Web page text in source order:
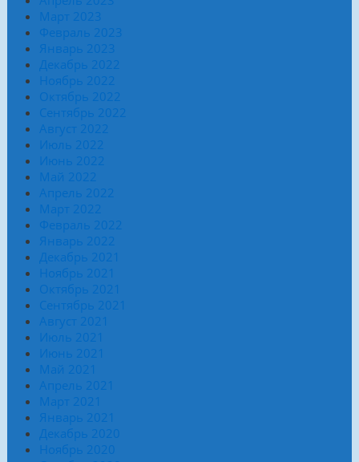
Март 2023
Февраль 2023
Январь 2023
Декабрь 2022
Ноябрь 2022
Октябрь 2022
Сентябрь 2022
Август 2022
Июль 2022
Июнь 2022
Май 2022
Апрель 2022
Март 2022
Февраль 2022
Январь 2022
Декабрь 2021
Ноябрь 2021
Октябрь 2021
Сентябрь 2021
Август 2021
Июль 2021
Июнь 2021
Май 2021
Апрель 2021
Март 2021
Январь 2021
Декабрь 2020
Ноябрь 2020